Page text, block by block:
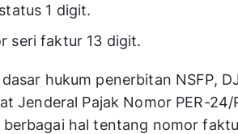
1 digit.
seri faktur 13 digit.
dasar hukum penerbitan NSFP,
Jenderal Pajak Nomor PER-
berbagai hal tentang nomor